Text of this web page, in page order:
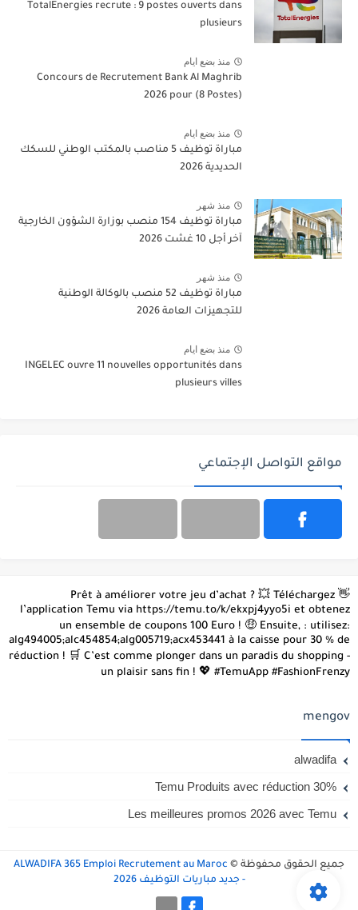
TotalEnergies recrute : 9 postes ouverts dans
plusieurs
منذ بضع ايام
Concours de Recrutement Bank Al Maghrib
2026 pour (8 Postes)
منذ بضع ايام
مباراة توظيف 5 مناصب بالمكتب الوطني للسكك
الحديدية 2026
منذ شهر
مباراة توظيف 154 منصب بوزارة الشؤون الخارجية
آخر أجل 10 غشت 2026
منذ شهر
مباراة توظيف 52 منصب بالوكالة الوطنية
للتجهيزات العامة 2026
منذ بضع ايام
INGELEC ouvre 11 nouvelles opportunités dans
plusieurs villes
مواقع التواصل الإجتماعي
👋 Prêt à améliorer votre jeu d’achat ? 💥 Téléchargez
l’application Temu via https://temu.to/k/ekxpj4yyo5i et obtenez
un ensemble de coupons 100 Euro ! 🤑 Ensuite, : utilisez:
alg494005;alc454854;alg005719;acx453441 à la caisse pour 30 % de
réduction ! 🛒 C’est comme plonger dans un paradis du shopping -
un plaisir sans fin ! 💖 #TemuApp #FashionFrenzy
mengov
alwadifa
Temu Produits avec réduction 30%
Les meilleures promos 2026 avec Temu
جميع الحقوق محفوظة © ALWADIFA 365 Emploi Recrutement au Maroc
- جديد مباريات التوظيف 2026